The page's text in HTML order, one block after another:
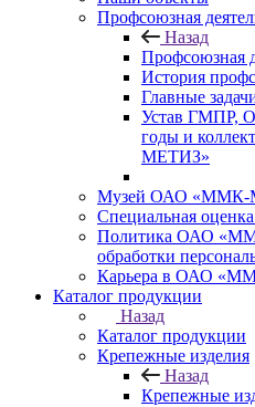
Профсоюзная
Назад
Профсоюзная
История
Главные
Устав ГМПР,
годы и
МЕТИЗ»
Музей ОАО «ММК-
Специальная
Политика ОАО
обработки
Карьера в ОАО
Каталог продукции
Назад
Каталог продукции
Крепежные изделия
Назад
Крепежные